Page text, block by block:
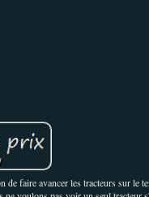
de faire avancer les tracteurs sur le